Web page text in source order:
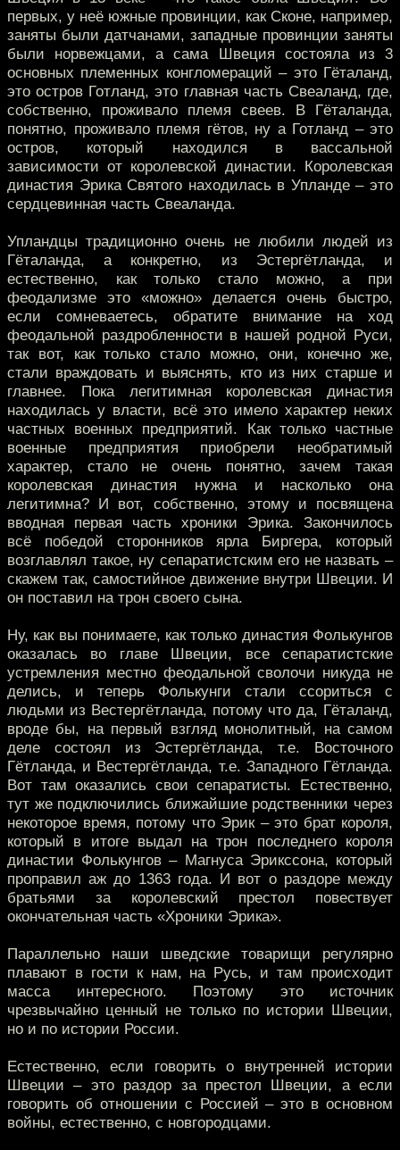
первых, у неё южные провинции, как Сконе, например,
заняты были датчанами, западные провинции заняты
были норвежцами, а сама Швеция состояла из 3
основных племенных конгломераций – это Гёталанд,
это остров Готланд, это главная часть Свеаланд, где,
собственно, проживало племя свеев. В Гёталанда,
понятно, проживало племя гётов, ну а Готланд – это
остров, который находился в вассальной
зависимости от королевской династии. Королевская
династия Эрика Святого находилась в Упланде – это
сердцевинная часть Свеаланда.
Упландцы традиционно очень не любили людей из
Гёталанда, а конкретно, из Эстергётланда, и
естественно, как только стало можно, а при
феодализме это «можно» делается очень быстро,
если сомневаетесь, обратите внимание на ход
феодальной раздробленности в нашей родной Руси,
так вот, как только стало можно, они, конечно же,
стали враждовать и выяснять, кто из них старше и
главнее. Пока легитимная королевская династия
находилась у власти, всё это имело характер неких
частных военных предприятий. Как только частные
военные предприятия приобрели необратимый
характер, стало не очень понятно, зачем такая
королевская династия нужна и насколько она
легитимна? И вот, собственно, этому и посвящена
вводная первая часть хроники Эрика. Закончилось
всё победой сторонников ярла Биргера, который
возглавлял такое, ну сепаратистским его не назвать –
скажем так, самостийное движение внутри Швеции. И
он поставил на трон своего сына.
Ну, как вы понимаете, как только династия Фолькунгов
оказалась во главе Швеции, все сепаратистские
устремления местно феодальной сволочи никуда не
делись, и теперь Фолькунги стали ссориться с
людьми из Вестергётланда, потому что да, Гёталанд,
вроде бы, на первый взгляд монолитный, на самом
деле состоял из Эстергётланда, т.е. Восточного
Гётланда, и Вестергётланда, т.е. Западного Гётланда.
Вот там оказались свои сепаратисты. Естественно,
тут же подключились ближайшие родственники через
некоторое время, потому что Эрик – это брат короля,
который в итоге выдал на трон последнего короля
династии Фолькунгов – Магнуса Эрикссона, который
проправил аж до 1363 года. И вот о раздоре между
братьями за королевский престол повествует
окончательная часть «Хроники Эрика».
Параллельно наши шведские товарищи регулярно
плавают в гости к нам, на Русь, и там происходит
масса интересного. Поэтому это источник
чрезвычайно ценный не только по истории Швеции,
но и по истории России.
Естественно, если говорить о внутренней истории
Швеции – это раздор за престол Швеции, а если
говорить об отношении с Россией – это в основном
войны, естественно, с новгородцами.